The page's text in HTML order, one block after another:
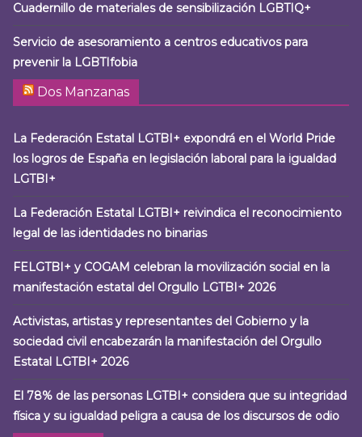
Cuadernillo de materiales de sensibilización LGBTIQ+
Servicio de asesoramiento a centros educativos para
prevenir la LGBTIfobia
Dos Manzanas
La Federación Estatal LGTBI+ expondrá en el World Pride
los logros de España en legislación laboral para la igualdad
LGTBI+
La Federación Estatal LGTBI+ reivindica el reconocimiento
legal de las identidades no binarias
FELGTBI+ y COGAM celebran la movilización social en la
manifestación estatal del Orgullo LGTBI+ 2026
Activistas, artistas y representantes del Gobierno y la
sociedad civil encabezarán la manifestación del Orgullo
Estatal LGTBI+ 2026
El 78% de las personas LGTBI+ considera que su integridad
física y su igualdad peligra a causa de los discursos de odio